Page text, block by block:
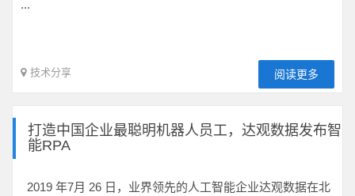
...
技术分享 阅读更多
打造中国企业最聪明机器人员工，达观数据发布智
能RPA
2019 年7月 26 日，业界领先的人工智能企业达观数据在北